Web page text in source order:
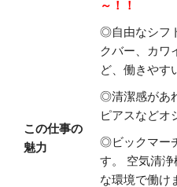
この仕事の
魅力
～！！
◎自由なシフ
クバー、カワ
ど、働きやす
◎清潔感があ
ピアスなどオ
◎ビックマー
す。
空気清
な環境で働け